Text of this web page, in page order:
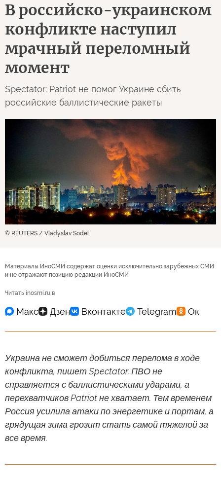
В российско-украинском
конфликте наступил
мрачный переломный
момент
Spectator: Patriot не помог Украине сбить
российские баллистические ракеты
© REUTERS / Vladyslav Sodel
Материалы ИноСМИ содержат оценки исключительно зарубежных СМИ
и не отражают позицию редакции ИноСМИ
Читать inosmi.ru в
Украина не сможет добиться перелома в ходе
конфликта, пишет Spectator. ПВО не
справляется с баллистическими ударами, а
перехватчиков Patriot не хватает. Тем временем
Россия усилила атаки по энергетике и портам, а
грядущая зима грозит стать самой тяжелой за
все время.